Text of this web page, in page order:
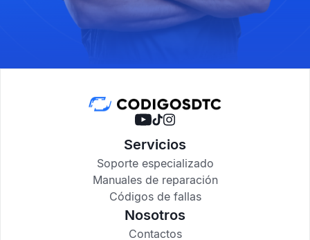
Servicios
Soporte especializado
Manuales de reparación
Códigos de fallas
Nosotros
Contactos